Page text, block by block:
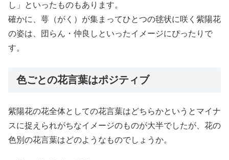
し」といったものもあります。
確かに、萼（がく）が集まってひとつの毬状に咲く紫陽花
の姿は、団らん・仲良しといったイメージにぴったりで
す。
色ごとの花言葉はポジティブ
紫陽花の花全体としての花言葉はどちらかというとマイナ
スに捉えられがちなイメージのものが大半でしたが、花の
色別の花言葉はどのようなものでしょうか。